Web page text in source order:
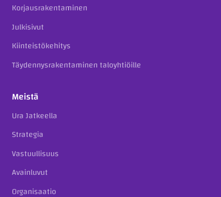
Korjausrakentaminen
Julkisivut
Kiinteistökehitys
Täydennysrakentaminen taloyhtiöille
Meistä
Ura Jatkeella
Strategia
Vastuullisuus
Avainluvut
Organisaatio